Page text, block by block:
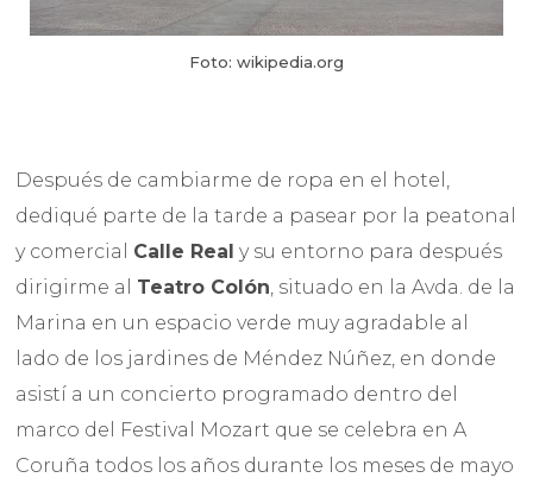
Foto: wikipedia.org
Después de cambiarme de ropa en el hotel,
dediqué parte de la tarde a pasear por la peatonal
y comercial Calle Real y su entorno para después
dirigirme al Teatro Colón, situado en la Avda. de la
Marina en un espacio verde muy agradable al
lado de los jardines de Méndez Núñez, en donde
asistí a un concierto programado dentro del
marco del Festival Mozart que se celebra en A
Coruña todos los años durante los meses de mayo